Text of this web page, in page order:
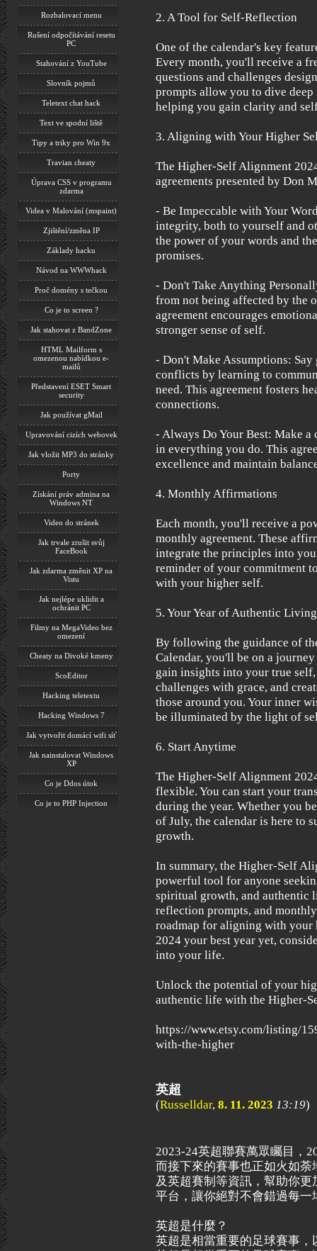
Rozbalovací menu
Rušení odpočítávání resetu
PC
Stahování z YouTube
Slovník pojmů
Teletext chat hack
Text ve spodní liště
Tipy a triky pro Win 9x
Travian cheaty
Úprava CSS v programu
zdarma
Videa v Malování (mspaint)
Zjištění/změna IP
Základy hacku
Návod na WWWhack
Proč domény s tečkou
Co je to screen ?
Jak stahovat z BandZone
HTML Mailform s
omezenou nabídkou e-
mailů
Představení ESET Smart
security
Jak používat gMail
Upravování cizích webovek
Jak vložit MP3 do stránky
Porty
Získání práv admina na
Windows NT
Video do stránek
Jak trvale zrušit svůj
FaceBook
Jak zdarma změnit XP na
Vistu
Jak nejlépe uklidit a
ochránit PC
Filmy na MegaVideo bez
omezení
Cheaty na Divoké kmeny
ScoEditor
Hacking teletextu
Hacking Windows 7
Jak vytvořit domácí wifi síť
Jak nainstalovat Windows
XP
Co je Ddos útok
Co je to PHP Injection
2. A Tool for Self-Reflection
One of the calendar's key
Every month, you'll receive a
questions and challenges
prompts allow you to dive
helping you gain clarity and
3. Aligning with Your Higher
The Higher-Self Alignment
agreements presented by Don
- Be Impeccable with Your
integrity, both to yourself and
the power of your words and
promises.
- Don't Take Anything
from not being affected by the
agreement encourages
stronger sense of self.
- Don't Make Assumptions:
conflicts by learning to
need. This agreement fosters
connections.
- Always Do Your Best: Make
in everything you do. This
excellence and maintain
4. Monthly Affirmations
Each month, you'll receive a
monthly agreement. These
integrate the principles into
reminder of your commitment
with your higher self.
5. Your Year of Authentic Living
By following the guidance of
Calendar, you'll be on a
gain insights into your true
challenges with grace, and
those around you. Your inner
be illuminated by the light of
6. Start Anytime
The Higher-Self Alignment
flexible. You can start your
during the year. Whether you
of July, the calendar is here to
growth.
In summary, the Higher-Self
powerful tool for anyone
spiritual growth, and
reflection prompts, and
roadmap for aligning with your
2024 your best year yet,
into your life.
Unlock the potential of your
authentic life with the Higher-
https://www.etsy.com/listing/
with-the-higher
英超
(Russelldar, 8. 11. 2023 13:19)
2023-24英超聯賽萬眾矚目，
而接下來的賽事也正如火如
及英超賽制等資訊，幫助你
平台，讓你絕對不會錯過每一
英超是什麼？
英超是相當重要的足球賽事